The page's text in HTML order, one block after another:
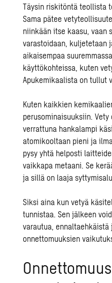
Täysin riskitöntä teollista
Sama pätee
niinkään itse kaasu, vaan
varastoidaan, kuljetetaan
aikaisempaa
käyttökohteissa, kuten
Apukemikaalista on tullut
Kuten kaikkien
perusominaisuuksiin.
verrattuna hankalampi
atomikooltaan pieni ja
pysy yhtä helposti
vaikkapa metaani. Se
ja sillä on laaja
Siksi aina kun vetyä
tunnistaa. Sen jälkeen
varautua, ennaltaehkäistä
onnettomuuksien